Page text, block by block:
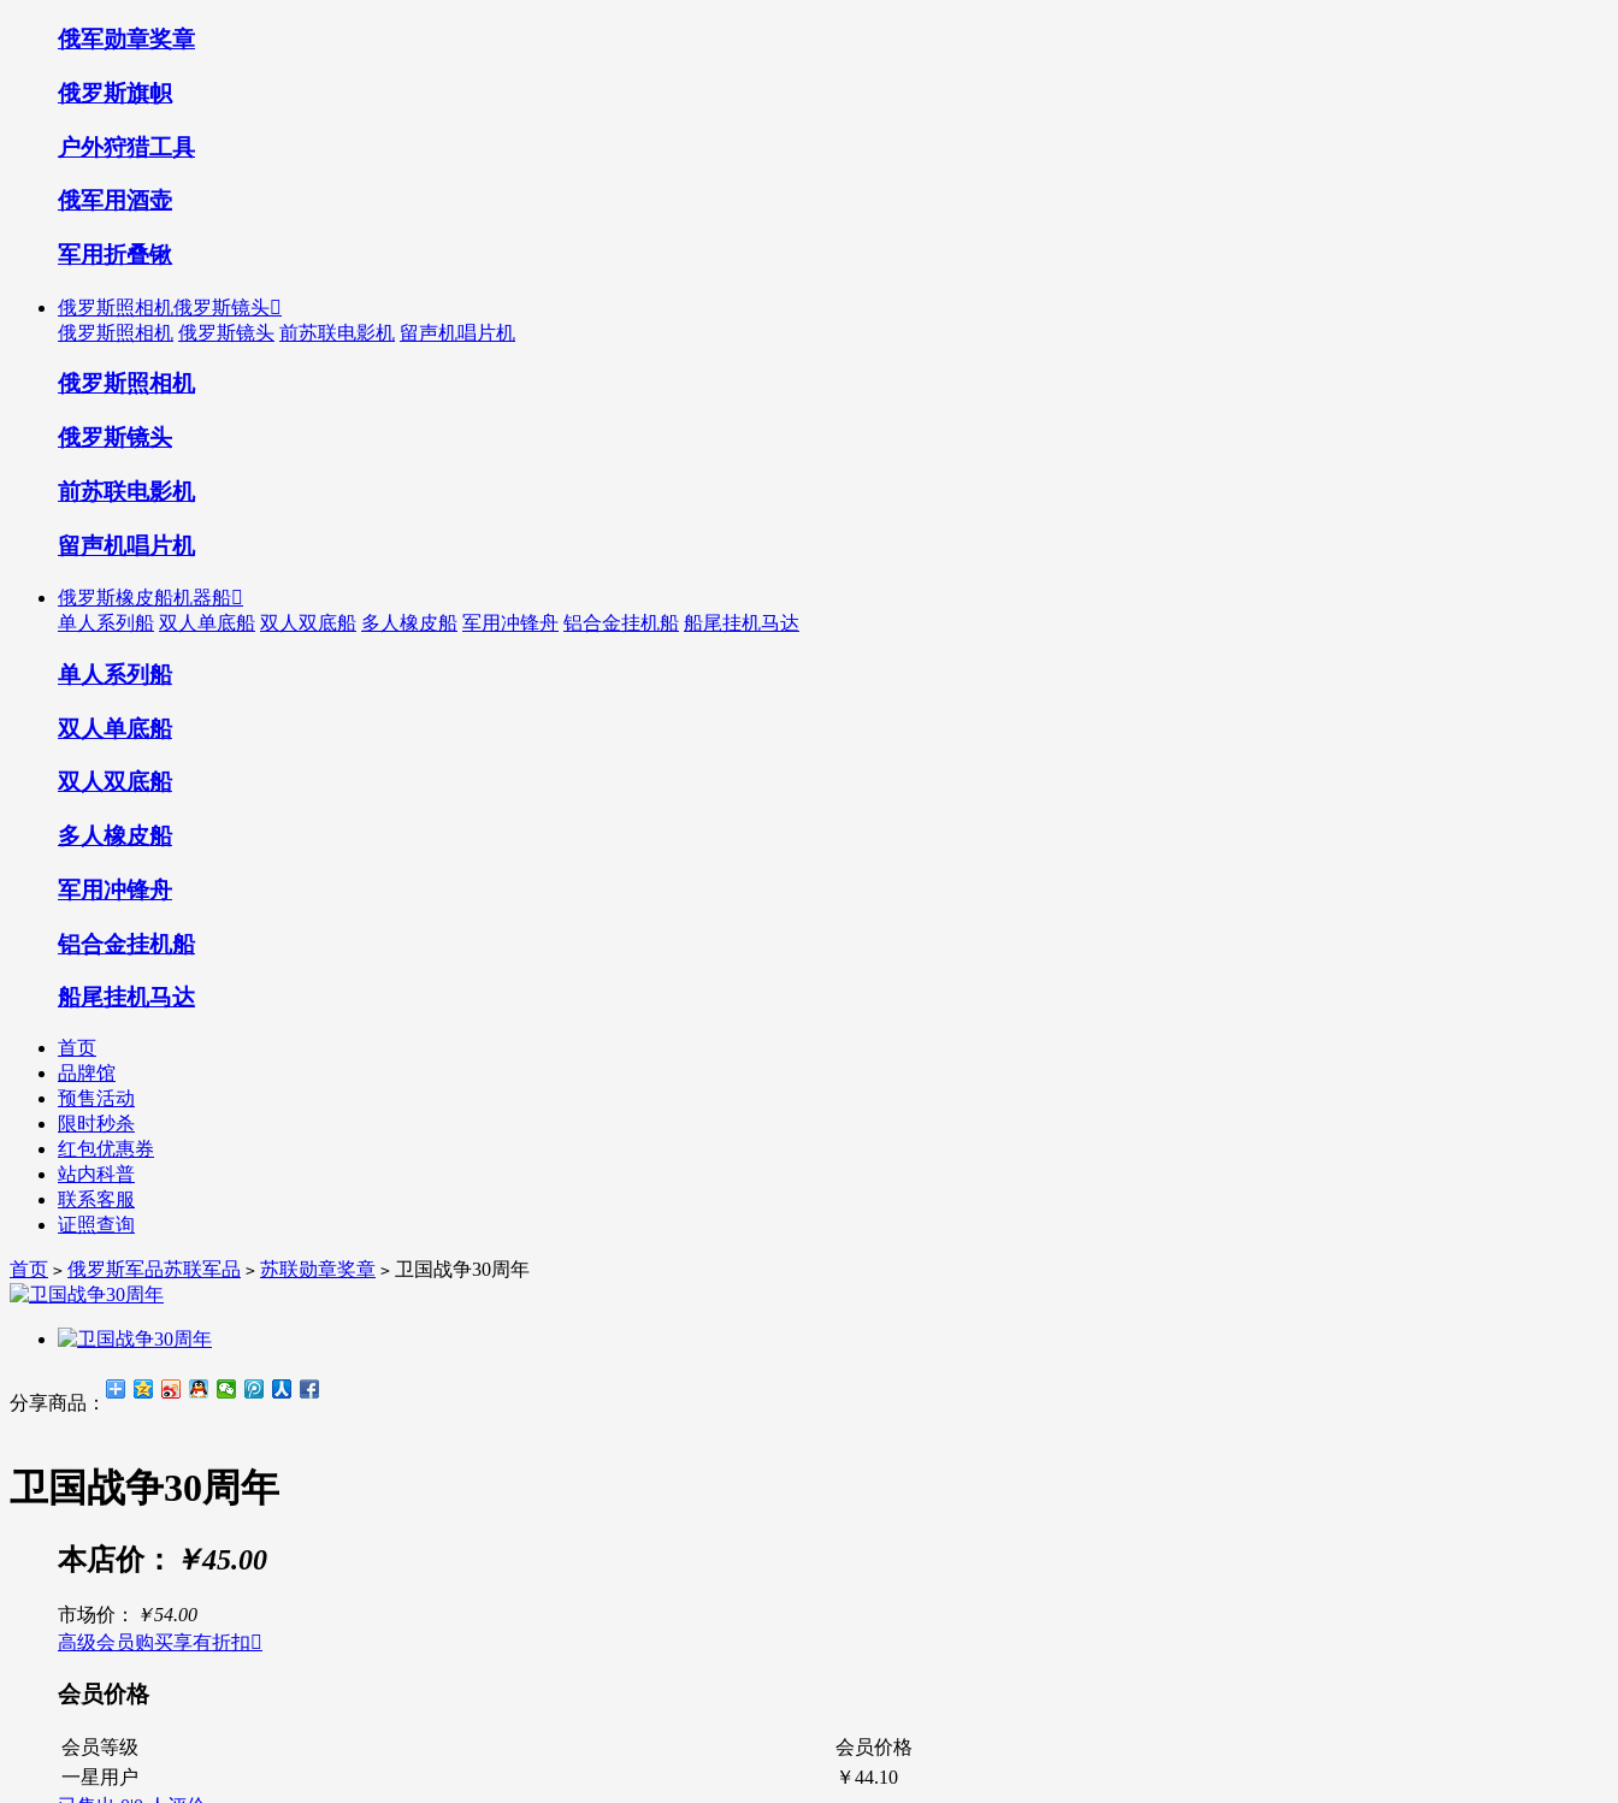
俄军勋章奖章
俄罗斯旗帜
户外狩猎工具
俄军用酒壶
军用折叠锹
俄罗斯照相机俄罗斯镜头
俄罗斯照相机 俄罗斯镜头 前苏联电影机 留声机唱片机
俄罗斯照相机
俄罗斯镜头
前苏联电影机
留声机唱片机
俄罗斯橡皮船机器船
单人系列船 双人单底船 双人双底船 多人橡皮船 军用冲锋舟 铝合金挂机船 船尾挂机马达
单人系列船
双人单底船
双人双底船
多人橡皮船
军用冲锋舟
铝合金挂机船
船尾挂机马达
首页
品牌馆
预售活动
限时秒杀
红包优惠券
站内科普
联系客服
证照查询
首页 > 俄罗斯军品苏联军品 > 苏联勋章奖章 > 卫国战争30周年
分享商品：
卫国战争30周年
本店价： ￥45.00
市场价：
￥54.00
高级会员购买享有折扣
会员价格
会员等级
会员价格
一星用户
￥44.10